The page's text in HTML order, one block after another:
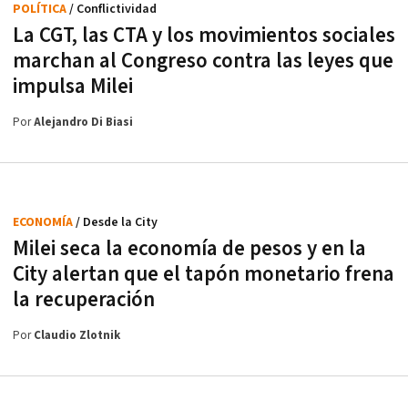
La CGT, las CTA y los movimientos sociales
marchan al Congreso contra las leyes que
impulsa Milei
POLÍTICA/ Conflictividad
PorAlejandro Di Biasi
Milei seca la economía de pesos y en la
City alertan que el tapón monetario frena
la recuperación
ECONOMÍA/ Desde la City
PorClaudio Zlotnik